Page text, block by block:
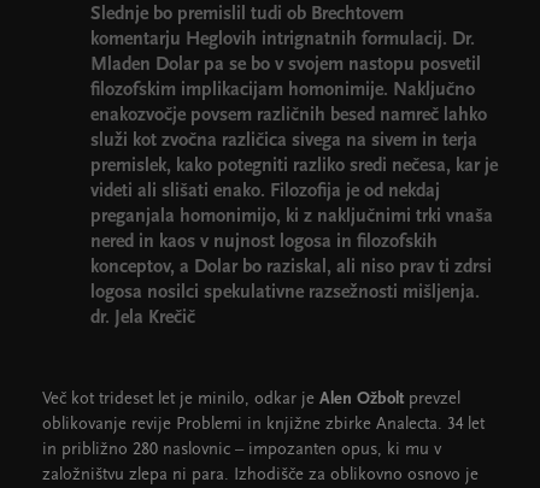
Slednje bo premislil tudi ob Brechtovem
komentarju Heglovih intrignatnih formulacij. Dr.
Mladen Dolar pa se bo v svojem nastopu posvetil
filozofskim implikacijam homonimije. Naključno
enakozvočje povsem različnih besed namreč lahko
služi kot zvočna različica sivega na sivem in terja
premislek, kako potegniti razliko sredi nečesa, kar je
videti ali slišati enako. Filozofija je od nekdaj
preganjala homonimijo, ki z naključnimi trki vnaša
nered in kaos v nujnost logosa in filozofskih
konceptov, a Dolar bo raziskal, ali niso prav ti zdrsi
logosa nosilci spekulativne razsežnosti mišljenja.
dr. Jela Krečič
Več kot trideset let je minilo, odkar je Alen Ožbolt prevzel
oblikovanje revije Problemi in knjižne zbirke Analecta. 34 let
in približno 280 naslovnic – impozanten opus, ki mu v
založništvu zlepa ni para. Izhodišče za oblikovno osnovo je